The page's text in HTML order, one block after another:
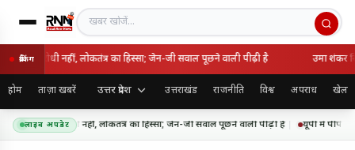
खबर खोजें
ब्रेकिंग
राष्ट्रविरोधी नहीं, लोकतंत्र का हिस्सा; जेन-जी सवाल पूछने वाली पीढ़ी है उमा शंकर
होम ताज़ा खबरें उत्तर प्रदेश उत्तराखंड राजनीति विश्व अपराध खेल
लाइव अपडेट
आंदोलन राष्ट्रविरोधी नहीं, लोकतंत्र का हिस्सा; जेन-जी सवाल पूछने वाली पीढ़ी है यूपी में